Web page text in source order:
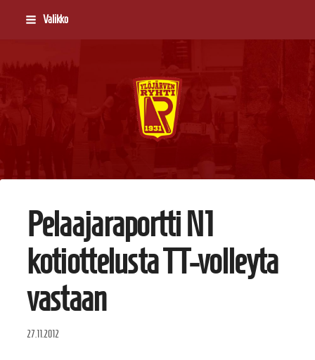
Valikko
Ylöjärven Ryhti
Pelaajaraportti N1
kotiottelusta TT-volleyta
vastaan
27.11.2012